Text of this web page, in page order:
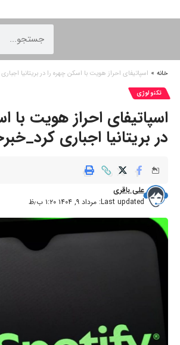
خانه » اسپاتیفای احراز هویت با اسکن چهره را در بریتانیا
تکنولوژی
اسپاتیفای احراز هویت با
در بریتانیا اجباری
Last updated: مرداد ۹, ۱۴۰۴ ۱:۲۰ ب٫ظ
علی باقری